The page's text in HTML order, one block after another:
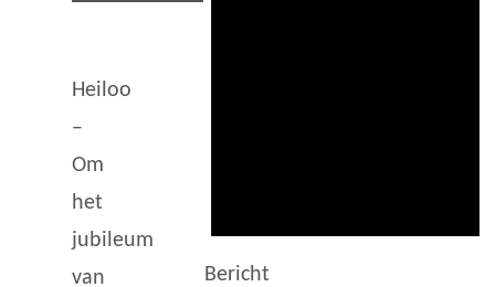
Heiloo
–
Om
het
jubileum
van
Bericht